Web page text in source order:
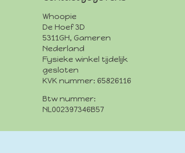
Whoopie
De Hoef 3D
5311GH, Gameren
Nederland
Fysieke winkel tijdelijk
gesloten
KVK nummer: 65826116
Btw nummer:
NL002397346B57